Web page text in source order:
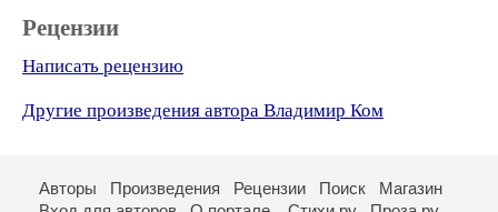
Рецензии
Написать рецензию
Другие произведения автора Владимир Ком
Авторы Произведения Рецензии Поиск
Магазин